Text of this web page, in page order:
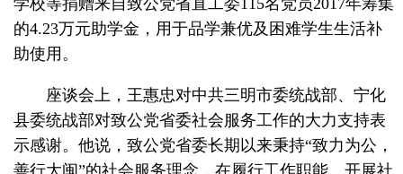
学校等捐赠来自致公党省直工委115名党员2017年筹集
的4.23万元助学金，用于品学兼优及困难学生生活补
助使用。
座谈会上，王惠忠对中共三明市委统战部、宁化
县委统战部对致公党省委社会服务工作的大力支持表
示感谢。他说，致公党省委长期以来秉持“致力为公，
善行大闽”的社会服务理念，在履行工作职能、开展社